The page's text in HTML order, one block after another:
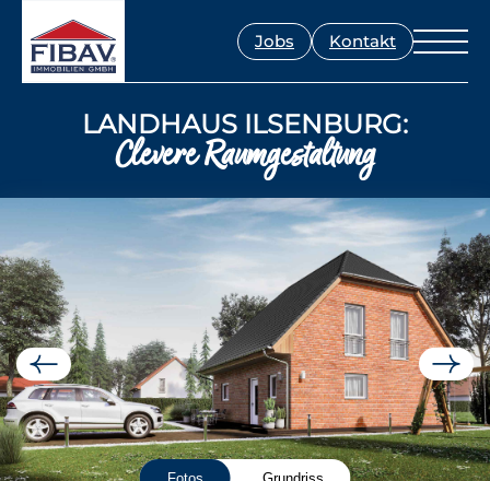
Jobs Kontakt
LANDHAUS ILSENBURG:
Clevere Raumgestaltung